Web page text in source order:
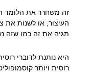
זה משחרר את הלומד
העיצור, או לשנות את
תגיה את זה כמו שזה
היא נותנת לדוברי
רוסית ויותר